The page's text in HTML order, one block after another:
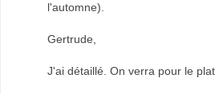
l'automne).
Gertrude,
J'ai détaillé. On verra pour le